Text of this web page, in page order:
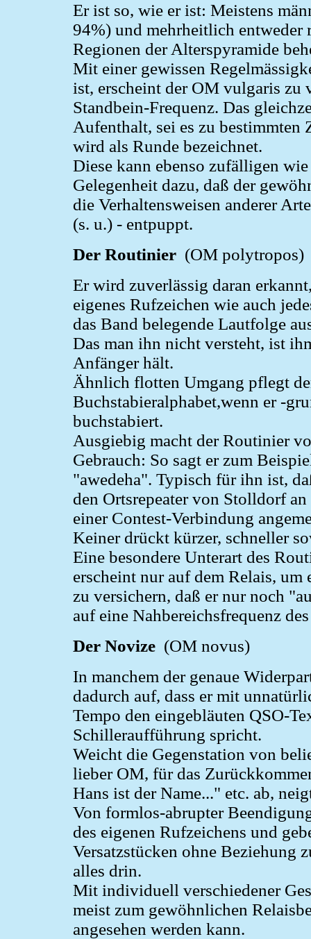
Er ist so, wie er ist: Meistens
94%) und mehrheitlich entweder
Regionen der Alterspyramide
Mit einer gewissen
ist, erscheint der OM vulgaris zu
Standbein-Frequenz. Das
Aufenthalt, sei es zu bestimmten
wird als Runde bezeichnet.
Diese kann ebenso zufälligen
Gelegenheit dazu, daß der
die Verhaltensweisen anderer
(s. u.) - entpuppt.
Der Routinier (OM polytropos)
Er wird zuverlässig daran
eigenes Rufzeichen wie auch
das Band belegende Lautfolge
Das man ihn nicht versteht, ist
Anfänger hält.
Ähnlich flotten Umgang pflegt
Buchstabieralphabet,wenn er -
buchstabiert.
Ausgiebig macht der Routinier
Gebrauch: So sagt er zum
"awedeha". Typisch für ihn ist,
den Ortsrepeater von Stolldorf
einer Contest-Verbindung
Keiner drückt kürzer, schneller
Eine besondere Unterart des
erscheint nur auf dem Relais,
zu versichern, daß er nur noch
auf eine Nahbereichsfrequenz
Der Novize (OM novus)
In manchem der genaue
dadurch auf, dass er mit
Tempo den eingebläuten QSO-
Schilleraufführung spricht.
Weicht die Gegenstation von
lieber OM, für das
Hans ist der Name..." etc. ab,
Von formlos-abrupter
des eigenen Rufzeichens und
Versatzstücken ohne Beziehung
alles drin.
Mit individuell verschiedener
meist zum gewöhnlichen
angesehen werden kann.